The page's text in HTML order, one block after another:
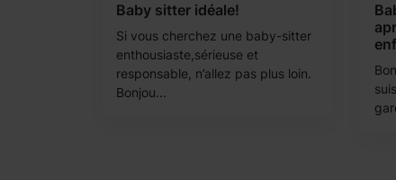
Baby sitter idéale!
Si vous cherchez une baby-sitter
enthousiaste,sérieuse et
responsable, n’allez pas plus loin.
Bonjou...